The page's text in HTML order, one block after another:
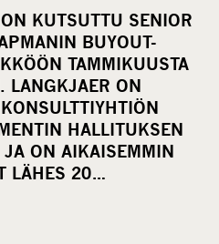
KUTSUTTU SENIOR
BUYOUT-
TAMMIKUUSTA
LANGKJAER ON
HALLITUKSEN
JA ON AIKAISEMMIN
LÄHES 20…